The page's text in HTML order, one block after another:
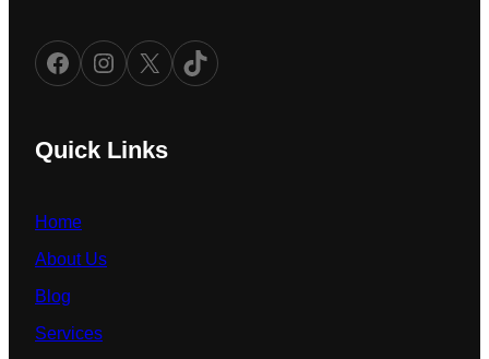
Facebook Instagram X TikTok
Quick Links
Home
About Us
Blog
Services